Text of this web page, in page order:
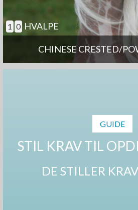
CHINESE CRESTED/
1 0 HVALPE
GUIDE
STIL KRAV TIL
DE STILLER